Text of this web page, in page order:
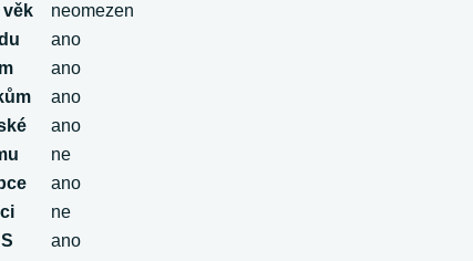
věk
neomezen
ano
ano
ano
ano
ne
ano
ne
ano